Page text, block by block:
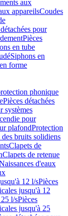
aux
appareilsCoudes
pour
Pièces
en tube
Siphons en
forme
phonique
Pièces détachées
systèmes
pour
plafondProtection
bruits solidiens
Clapets de
Clapets de retenue
d'eaux
12 l/sPièces
jusqu'à 12
l/sPièces
jusqu'à 25